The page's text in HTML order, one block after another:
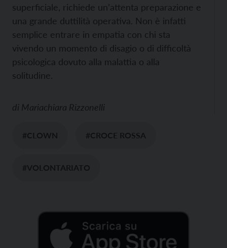
superficiale, richiede un’attenta preparazione e
una grande duttilità operativa. Non è infatti
semplice entrare in empatia con chi sta
vivendo un momento di disagio o di difficoltà
psicologica dovuto alla malattia o alla
solitudine.
di Mariachiara Rizzonelli
#CLOWN #CROCE ROSSA
#VOLONTARIATO